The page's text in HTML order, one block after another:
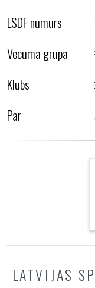
LSDF numurs
Vecuma grupa
Klubs
Par
LATVIJAS